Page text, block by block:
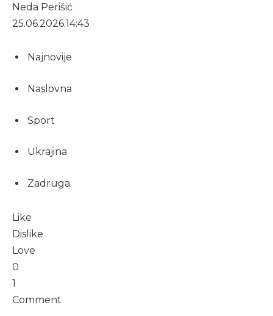
Neda Perišić
25.06.2026.14:43
Najnovije
Naslovna
Sport
Ukrajina
Zadruga
Like
Dislike
Love
0
1
Comment